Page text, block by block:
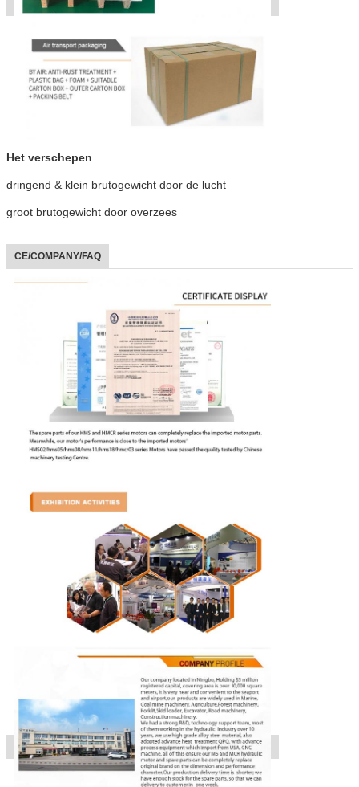
Het verschepen
dringend & klein brutogewicht door de lucht
groot brutogewicht door overzees
CE/COMPANY/FAQ